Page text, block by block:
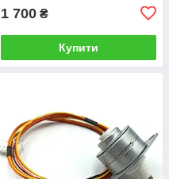
1 700 ₴
Купити